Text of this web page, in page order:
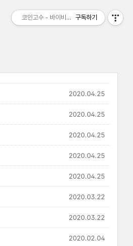
2020.04.25
2020.04.25
2020.04.25
2020.04.25
2020.04.25
2020.03.22
2020.03.22
2020.02.04
코인고수 - 바이비트 비트맥스 수수료 할인
구독하기